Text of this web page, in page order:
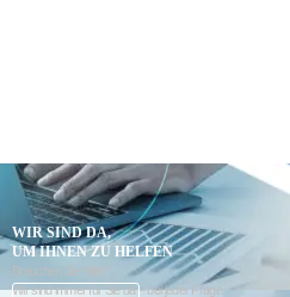
WIR SIND DA,
UM IHNEN ZU HELFEN
Brauchen Sie Hilfe?
Wir sind immer für Sie da – bei jeder Frage.